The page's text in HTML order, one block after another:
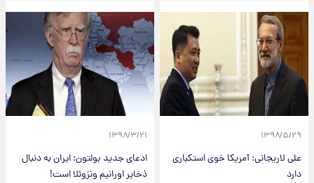
۱۳۹۸/۵/۲۹
علی لاریجانی: آمریکا خوی استکباری
دارد
۱۳۹۸/۳/۲۱
ادعای جدید بولتون: ایران به دنبال
ذخایر اورانیم ونزوئلا است!